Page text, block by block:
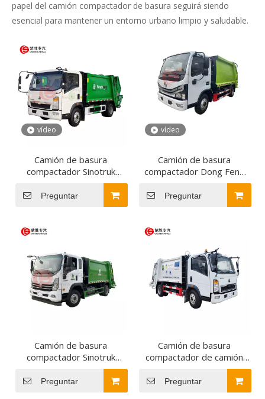
papel del camión compactador de basura seguirá siendo
esencial para mantener un entorno urbano limpio y saludable.
vídeo
Camión de basura
compactador Sinotruk
HOWO 4CBM 6CBM
Pequeño camión de basura
Preguntar
vídeo
Camión de basura
compactador Dong Feng
Preguntar
Camión de basura
compactador Sinotruk
Preguntar
Camión de basura
compactador de camión
recolector de residuos
Howo a precio de fábrica
de China a Ghana
Preguntar